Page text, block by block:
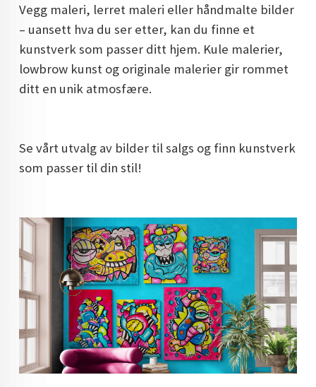
Vegg maleri, lerret maleri eller håndmalte bilder
– uansett hva du ser etter, kan du finne et
kunstverk som passer ditt hjem. Kule malerier,
lowbrow kunst og originale malerier gir rommet
ditt en unik atmosfære.
Se vårt utvalg av bilder til salgs og finn kunstverk
som passer til din stil!